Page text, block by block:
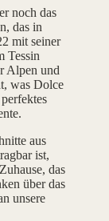
noch das
das in
mit seiner
Tessin
Alpen und
was Dolce
aus
ist,
das
über das
unsere